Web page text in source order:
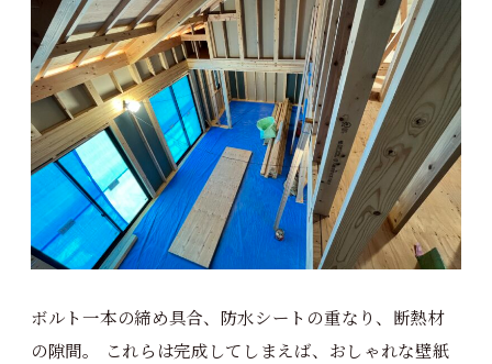
ボルト一本の締め具合、防水シートの重なり、断熱材
の隙間。 これらは完成してしまえば、おしゃれな壁紙